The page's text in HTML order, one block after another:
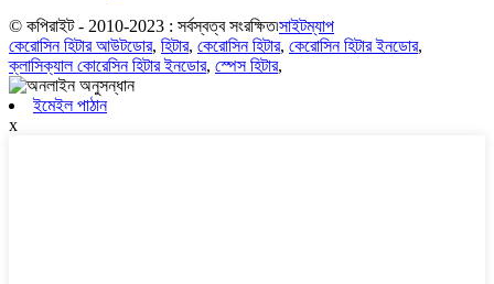
© কপিরাইট - 2010-2023 : সর্বস্বত্ব সংরক্ষিত৷সাইটম্যাপ
কেরোসিন হিটার আউটডোর, হিটার, কেরোসিন হিটার, কেরোসিন হিটার ইনডোর,
ক্লাসিক্যাল কোরেসিন হিটার ইনডোর, স্পেস হিটার,
ইমেইল পাঠান
x